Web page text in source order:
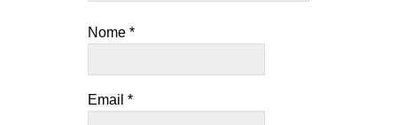
Nome *
Email *